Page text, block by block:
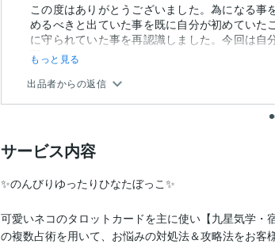
この度はありがとうございました。為になる
めるべきと出ていた事を既に自分が初めてい
に守られていた事を再認識しました。今回は
間...
もっと見る
出品者からの返信
サービス内容
✨のんびりゆったりひなたぼっこ✨
可愛いネコのタロットカードを主に使い【九星気学・
の複数占術を用いて、お悩みの対処法＆攻略法をお客